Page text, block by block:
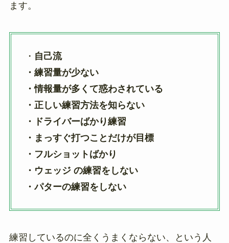
ます。
・ 自己流
・練習量が少ない
・情報量が多くて惑わされている
・正しい練習方法を知らない
・ドライバーばかり練習
・まっすぐ打つことだけが目標
・フルショットばかり
・ウェッジ の練習をしない
・パターの練習をしない
練習しているのに全くうまくならない、という人